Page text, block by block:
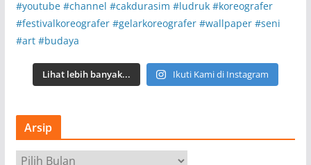
Lihat lebih banyak... Ikuti Kami di Instagram
Arsip